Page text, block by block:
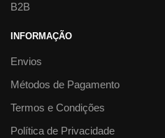
B2B
INFORMAÇÃO
Envios
Métodos de Pagamento
Termos e Condições
Política de Privacidade